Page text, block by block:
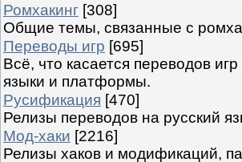
Ромхакинг [308]
Общие темы, связанные с
Переводы игр [695]
Всё, что касается переводов
языки и платформы.
Русификация [470]
Релизы переводов на русский
Мод-хаки [2216]
Релизы хаков и модификаций,